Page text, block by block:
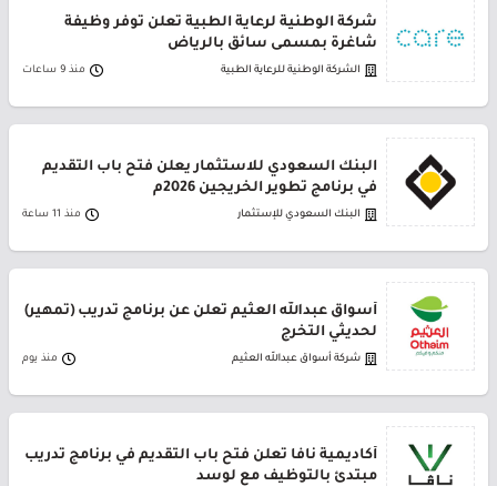
شركة الوطنية لرعاية الطبية تعلن توفر وظيفة
شاغرة بمسمى سائق بالرياض
الشركة الوطنية للرعاية الطبية منذ 9 ساعات
البنك السعودي للاستثمار يعلن فتح باب التقديم
في برنامج تطوير الخريجين 2026م
البنك السعودي للإستثمار منذ 11 ساعة
أسواق عبدالله العثيم تعلن عن برنامج تدريب (تمهير)
لحديثي التخرج
شركة أسواق عبدالله العثيم منذ يوم
أكاديمية نافا تعلن فتح باب التقديم في برنامج تدريب
مبتدئ بالتوظيف مع لوسد